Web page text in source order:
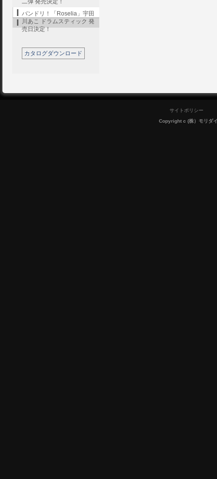
二弾 発売決定！
バンドリ！「Roselia」宇田
川あこ ドラムスティック 発
売日決定！
カタログダウンロード
サイトポリシー
Copyright c (株）モリダ